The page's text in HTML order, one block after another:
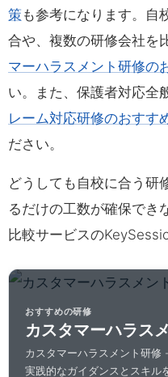
策 も参考になります。自
合や、複数の研修会社を
マーハラスメント研修の
い。また、保護者対応全
レーム対応研修のおすす
ださい。
どうしても自校に合う研
るだけの工数が確保でき
比較サービスの
おすすめの研修
カスタマーハラス
カスタマーハラスメント研
実践的なガイダンスとスキル